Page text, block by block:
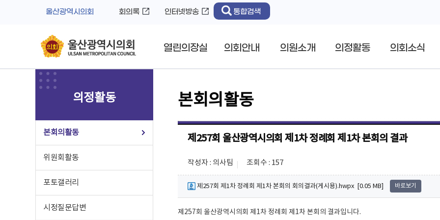
울산광역시의회 회의록 인터넷방송 통합검색
열린의장실 의회안내 의원소개 의정활동 의회소식
의정활동
본회의활동
위원회활동
포토갤러리
시정질문답변
본회의활동
제257회 울산광역시의회 제1차 정례회 제1차 본회의 결과
작성자 : 의사팀 조회수 : 157
제257회 제1차 정례회 제1차 본회의 회의결과(게시용).hwpx [0.05 MB] 바로보기
제257회 울산광역시의회 제1차 정례회 제1차 본회의 결과입니다.